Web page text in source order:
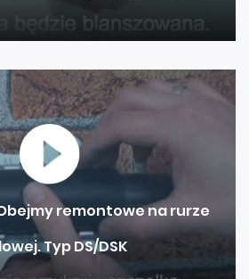
remontowe na rurze
Typ DS/DSK